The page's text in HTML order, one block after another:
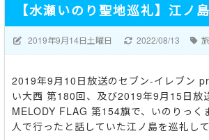
【水瀬いのり聖地巡礼】江ノ島
2019年9月14日土曜日 2022/08/13
2019年9月10日放送のセブン-イレブン
い大西 第180回、及び2019年9月15日放
MELODY FLAG 第154旗で、いのりっく
人で行ったと話していた江ノ島を巡礼して